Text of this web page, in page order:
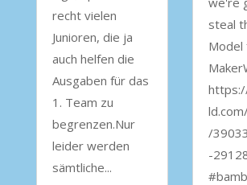
recht vielen
Junioren, die ja
auch helfen die
Ausgaben für das
1. Team zu
begrenzen.Nur
leider werden
sämtliche...
steal
Model
/
-